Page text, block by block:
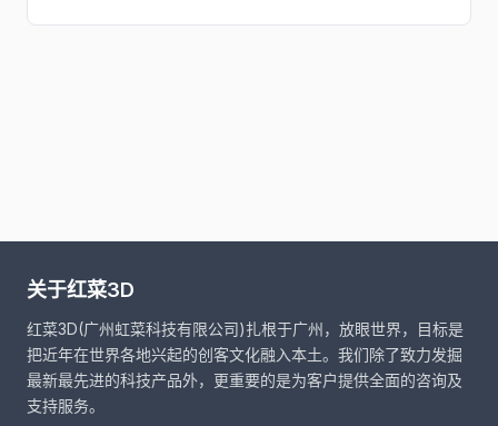
关于红菜3D
红菜3D(广州虹菜科技有限公司)扎根于广州，放眼世界，目标是
把近年在世界各地兴起的创客文化融入本土。我们除了致力发掘
最新最先进的科技产品外，更重要的是为客户提供全面的咨询及
支持服务。